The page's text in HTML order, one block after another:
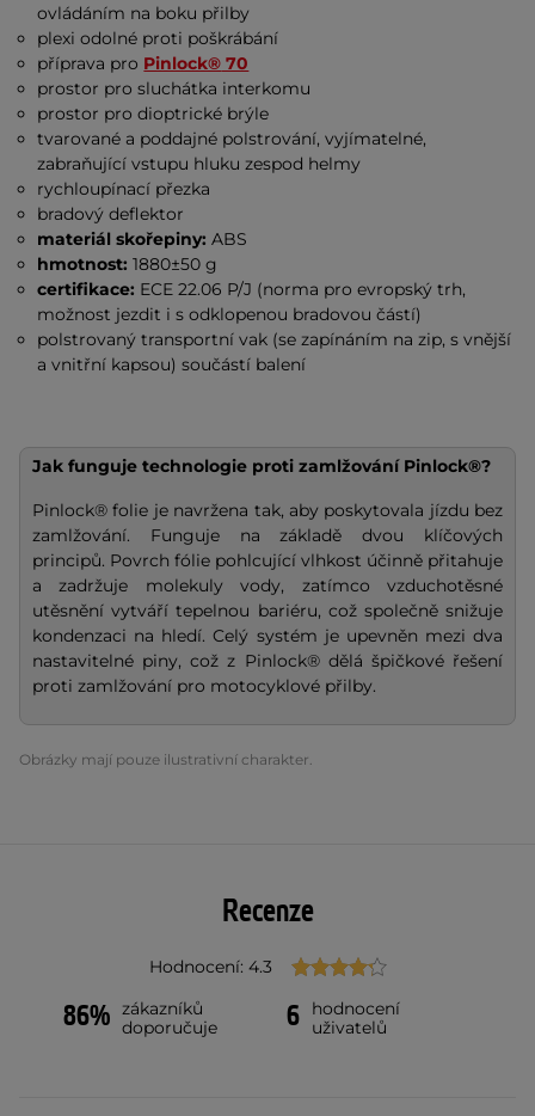
ovládáním na boku přilby
plexi odolné proti poškrábání
příprava pro Pinlock® 70
prostor pro sluchátka interkomu
prostor pro dioptrické brýle
tvarované a poddajné polstrování, vyjímatelné,
zabraňující vstupu hluku zespod helmy
rychloupínací přezka
bradový deflektor
materiál skořepiny: ABS
hmotnost:1880±50 g
certifikace: ECE 22.06 P/J (norma pro evropský trh,
možnost jezdit i s odklopenou bradovou částí)
polstrovaný transportní vak (se zapínáním na zip, s vnější
a vnitřní kapsou) součástí balení
Jak funguje technologie proti zamlžování Pinlock®?
Pinlock® folie je navržena tak, aby poskytovala jízdu bez
zamlžování. Funguje na základě dvou klíčových
principů. Povrch fólie pohlcující vlhkost účinně přitahuje
a zadržuje molekuly vody, zatímco vzduchotěsné
utěsnění vytváří tepelnou bariéru, což společně snižuje
kondenzaci na hledí. Celý systém je upevněn mezi dva
nastavitelné piny, což z Pinlock® dělá špičkové řešení
proti zamlžování pro motocyklové přilby.
Obrázky mají pouze ilustrativní charakter.
Recenze
Hodnocení: 4.3
86%
zákazníků
doporučuje
6
hodnocení
uživatelů